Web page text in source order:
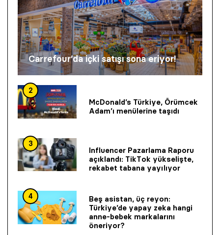
Carrefour’da içki satışı sona eriyor!
2
McDonald’s Türkiye, Örümcek
Adam’ı menülerine taşıdı
3
Influencer Pazarlama Raporu
açıklandı: TikTok yükselişte,
rekabet tabana yayılıyor
4
Beş asistan, üç reyon:
Türkiye’de yapay zeka hangi
anne-bebek markalarını
öneriyor?